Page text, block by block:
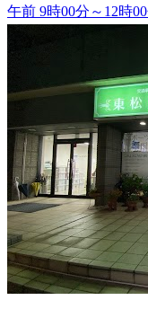
午前 9時00分～12時